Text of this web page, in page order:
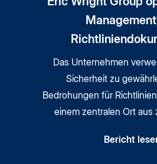
Das Unternehmen
Sicherheit zu
Bedrohungen für
einem zentralen Ort aus
Bericht